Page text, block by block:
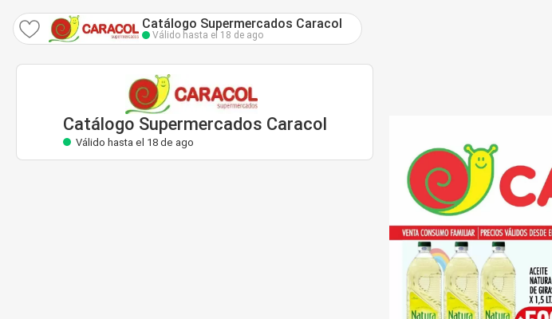
Catálogo Supermercados Caracol
Válido hasta el 18 de ago
Catálogo Supermercados Caracol
Válido hasta el 18 de ago